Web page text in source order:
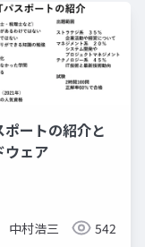
ートの紹介と
ウェア
中村浩三 542